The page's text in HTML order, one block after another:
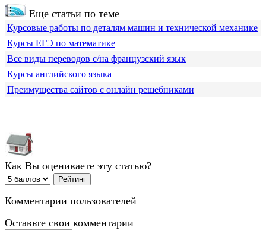
Еще статьи по теме
Курсовые работы по деталям машин и технической механике
Курсы ЕГЭ по математике
Все виды переводов с/на французский язык
Курсы английского языка
Преимущества сайтов с онлайн решебниками
Как Вы оцениваете эту статью?
Комментарии пользователей
Оставьте свои комментарии